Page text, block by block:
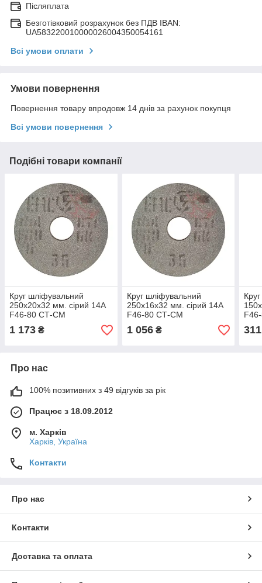
Післяплата
Безготівковий розрахунок без ПДВ IBAN:
UA583220010000026004350054161
Всі умови оплати
Умови повернення
Повернення товару впродовж 14 днів за рахунок покупця
Всі умови повернення
Подібні товари компанії
Круг шліфувальний
250х20х32 мм. сірий 14А
F46-80 СТ-СМ
(електрокорунд)
1 173 ₴
Круг шліфувальний
250х16х32 мм. сірий 14А
F46-80 СТ-СМ
(електрокорунд)
1 056₴ 311
Про нас
100% позитивних з 49 відгуків за рік
Працює з 18.09.2012
м. Харків
Харків, Україна
Контакти
Про нас
Контакти
Доставка та оплата